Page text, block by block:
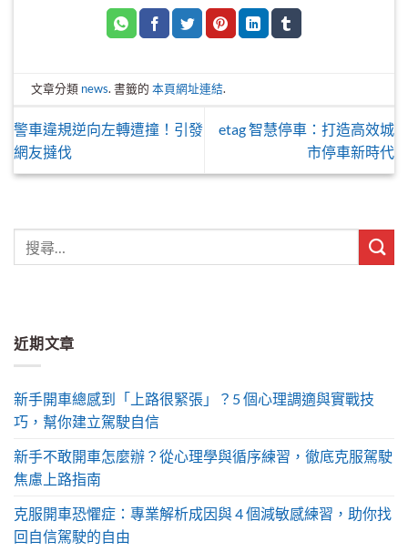
文章分類 news. 書籤的本頁網址連結.
警車違規逆向左轉遭撞！引發
網友撻伐
etag 智慧停車：打造高效城
市停車新時代
近期文章
新手開車總感到「上路很緊張」？5 個心理調適與實戰技
巧，幫你建立駕駛自信
新手不敢開車怎麼辦？從心理學與循序練習，徹底克服駕駛
焦慮上路指南
克服開車恐懼症：專業解析成因與 4 個減敏感練習，助你找
回自信駕駛的自由